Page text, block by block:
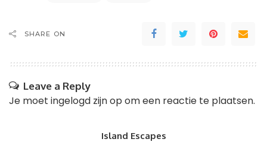
SHARE ON
Leave a Reply
Je moet ingelogd zijn op om een reactie te plaatsen.
Island Escapes